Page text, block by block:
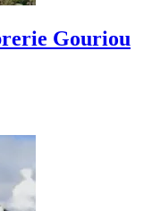
Gouriou